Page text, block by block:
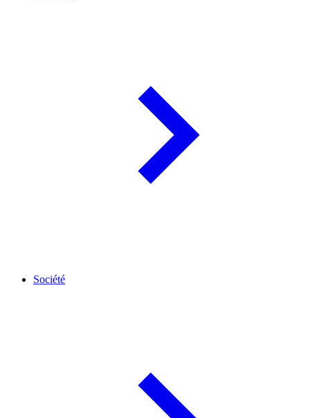
Société